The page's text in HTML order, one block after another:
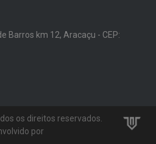
Barros km 12, Aracaçu - CEP:
os direitos reservados.
por